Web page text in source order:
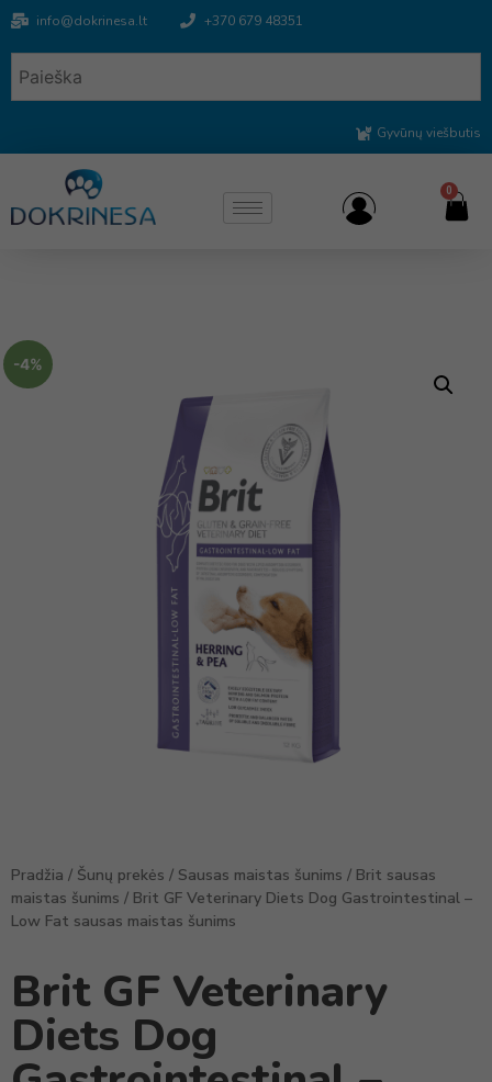
info@dokrinesa.lt +370 679 48351
Gyvūnų viešbutis
0
-4%
Pradžia / Šunų prekės / Sausas maistas šunims / Brit sausas
maistas šunims / Brit GF Veterinary Diets Dog Gastrointestinal –
Low Fat sausas maistas šunims
Brit GF Veterinary
Diets Dog